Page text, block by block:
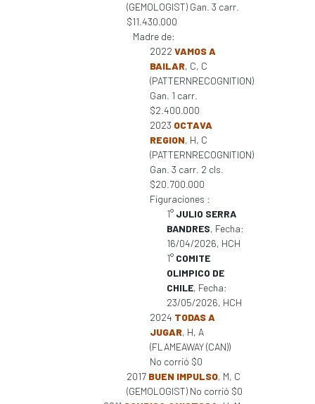
(GEMOLOGIST) Gan. 3 carr.
$11.430.000
Madre de:
2022 VAMOS A
BAILAR, C, C
(PATTERNRECOGNITION)
Gan. 1 carr.
$2.400.000
2023 OCTAVA
REGION, H, C
(PATTERNRECOGNITION)
Gan. 3 carr. 2 cls.
$20.700.000
Figuraciones :
1° JULIO SERRA
BANDRES, Fecha:
16/04/2026, HCH
1° COMITE
OLIMPICO DE
CHILE, Fecha:
23/05/2026, HCH
2024 TODAS A
JUGAR, H, A
(FLAMEAWAY (CAN))
No corrió $0
2017 BUEN IMPULSO, M, C
(GEMOLOGIST) No corrió $0